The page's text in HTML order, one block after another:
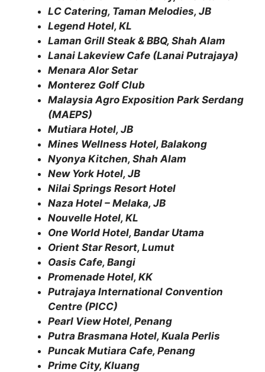
LC Catering, Taman Melodies, JB
Legend Hotel, KL
Laman Grill Steak & BBQ, Shah Alam
Lanai Lakeview Cafe (Lanai Putrajaya)
Menara Alor Setar
Monterez Golf Club
Malaysia Agro Exposition Park Serdang
(MAEPS)
Mutiara Hotel, JB
Mines Wellness Hotel, Balakong
Nyonya Kitchen, Shah Alam
New York Hotel, JB
Nilai Springs Resort Hotel
Naza Hotel – Melaka, JB
Nouvelle Hotel, KL
One World Hotel, Bandar Utama
Orient Star Resort, Lumut
Oasis Cafe, Bangi
Promenade Hotel, KK
Putrajaya International Convention
Centre (PICC)
Pearl View Hotel, Penang
Putra Brasmana Hotel, Kuala Perlis
Puncak Mutiara Cafe, Penang
Prime City, Kluang